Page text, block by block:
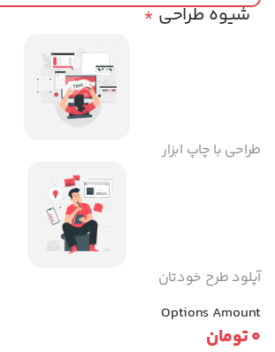
*شیوه طراحی
طراحی با چاپ ابزار
آپلود طرح خودتان
Options Amount
0تومان